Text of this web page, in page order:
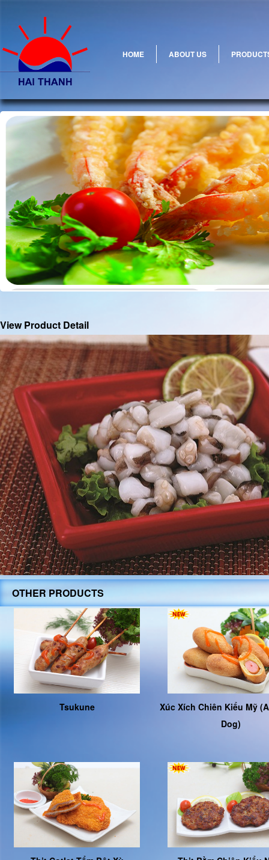
HOME ABOUT US
View Product Detail
OTHER PRODUCTS
Tsukune
Xúc Xích Chiên Kiểu Mỹ
Dog)